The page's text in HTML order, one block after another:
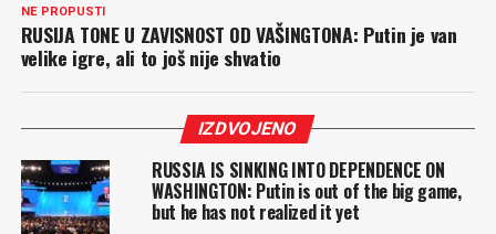
NE PROPUSTI
RUSIJA TONE U ZAVISNOST OD VAŠINGTONA: Putin je van
velike igre, ali to još nije shvatio
IZDVOJENO
RUSSIA IS SINKING INTO DEPENDENCE ON
WASHINGTON: Putin is out of the big game,
but he has not realized it yet